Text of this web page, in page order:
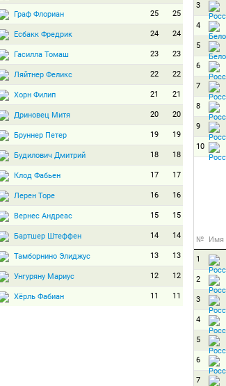
Граф Флориан 25 25
Есбакк Фредрик 24 24
Гасилла Томаш 23 23
Ляйтнер Феликс 22 22
Хорн Филип 21 21
Дриновец Митя 20 20
Бруннер Петер 19 19
Будилович Дмитрий 18 18
Клод Фабьен 17 17
Лерен Торе 16 16
Вернес Андреас 15 15
Бартшер Штеффен 14 14
Тамборнино Элиджус 13 13
Унгуряну Мариус 12 12
Хёрль Фабиан 11 11
3
4
5
6
7
8
9
10
№ Имя
1
2
3
4
5
6
7